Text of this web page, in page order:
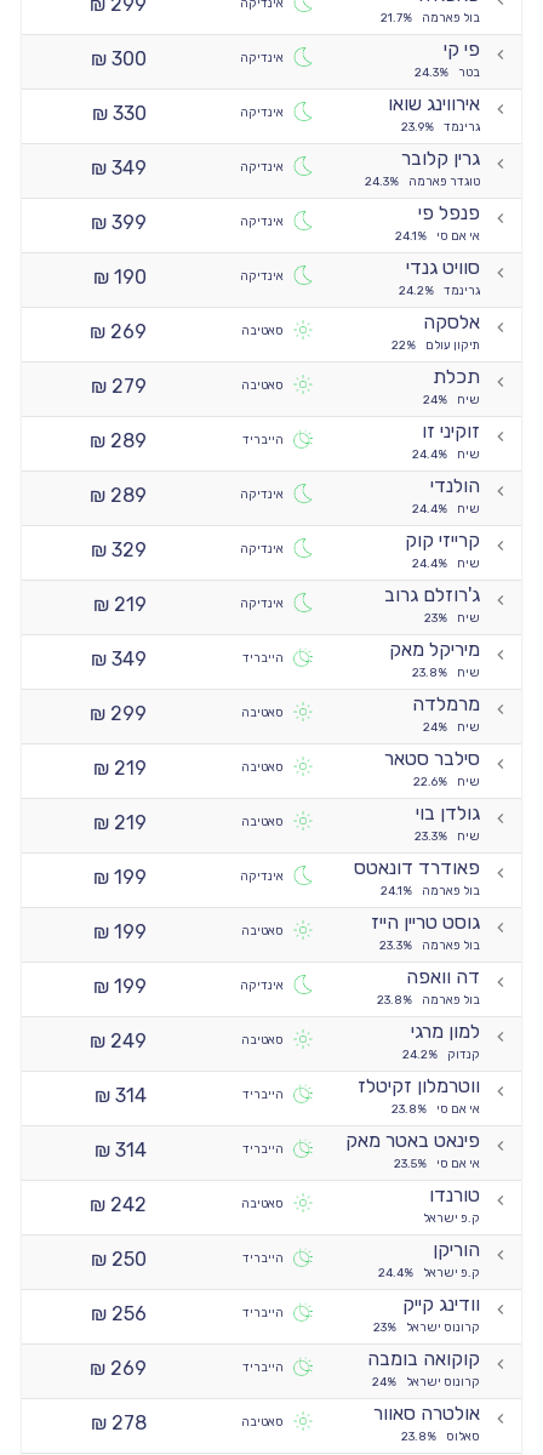
בול פארמה 21.7%
אינדיקה
פי קי
בטר 24.3%
אינדיקה
300 ₪
אירווינג שואו
גרינמד 23.9%
אינדיקה
330 ₪
גרין קלובר
טוגדר פארמה 24.3%
אינדיקה
349 ₪
פנפל פי
אי אם סי 24.1%
אינדיקה
399 ₪
סוויט גנדי
גרינמד 24.2%
אינדיקה
190 ₪
אלסקה
תיקון עולם 22%
סאטיבה
269 ₪
תכלת
שיח 24%
סאטיבה
279 ₪
זוקיני זו
שיח 24.4%
הייבריד
289 ₪
הולנדי
שיח 24.4%
אינדיקה
289 ₪
קרייזי קוק
שיח 24.4%
אינדיקה
329 ₪
ג'רוזלם גרוב
שיח 23%
אינדיקה
219 ₪
מיריקל מאק
שיח 23.8%
הייבריד
349 ₪
מרמלדה
שיח 24%
סאטיבה
299 ₪
סילבר סטאר
שיח 22.6%
סאטיבה
219 ₪
גולדן בוי
שיח 23.3%
סאטיבה
219 ₪
פאודרד דונאטס
בול פארמה 24.1%
אינדיקה
199 ₪
גוסט טריין הייז
בול פארמה 23.3%
סאטיבה
199 ₪
דה וואפה
בול פארמה 23.8%
אינדיקה
199 ₪
למון מרגי
קנדוק 24.2%
סאטיבה
249 ₪
ווטרמלון זקיטלז
אי אם סי 23.8%
הייבריד
314 ₪
פינאט באטר מאק
אי אם סי 23.5%
הייבריד
314 ₪
טורנדו
ק.פ ישראל
סאטיבה
242 ₪
הוריקן
ק.פ ישראל 24.4%
הייבריד
250 ₪
וודינג קייק
קרונוס ישראל 23%
הייבריד
256 ₪
קוקואה בומבה
קרונוס ישראל 24%
הייבריד
269 ₪
אולטרה סאוור
סאלוס 23.8%
סאטיבה
278 ₪